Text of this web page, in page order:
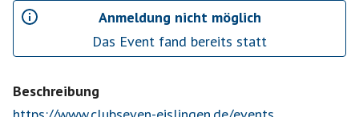
Anmeldung nicht möglich
Das Event fand bereits statt
Beschreibung